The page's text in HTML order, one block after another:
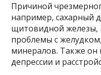
Причиной
например, сахарный
щитовидной железы,
проблемы с
минералов. Также он
депрессии и